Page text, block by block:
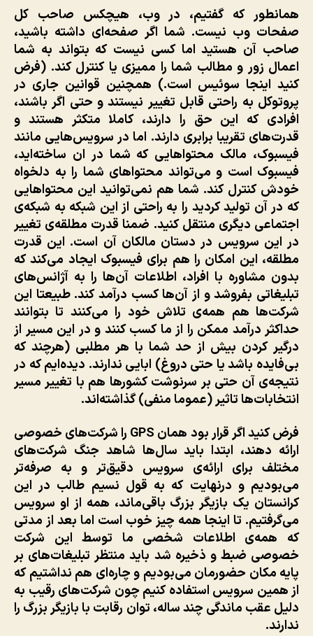
همانطور که گفتیم، در وب، هیچکس صاحب کل
صفحات وب نیست. شما اگر صفحه‌ای داشته باشید،
صاحب آن هستید اما کسی نیست که بتواند به شما
اعمال زور و مطالب شما را ممیزی یا کنترل کند. (فرض
کنید اینجا سوئیس است.) همچنین قوانین جاری در
پروتوکل به راحتی قابل تغییر نیستند و حتی اگر باشند،
افرادی که این حق را دارند، کاملا متکثر هستند و
قدرت‌های تقریبا برابری دارند. اما در سرویس‌هایی مانند
فیسبوک، مالک محتواهایی که شما در ان ساخته‌اید،
فیسبوک است و می‌تواند محتواهای شما را به دلخواه
خودش کنترل کند. شما هم نمی‌توانید این محتواهایی
که در آن تولید کردید را به راحتی از این شبکه به شبکه‌ی
اجتماعی دیگری منتقل کنید. ضمنا قدرت مطلقه‌ی تغییر
در این سرویس در دستان مالکان آن است. این قدرت
مطلقه، این امکان را هم برای فیسبوک ایجاد می‌کند که
بدون مشاوره با افراد، اطلاعات آن‌ها را به آژانس‌های
تبلیغاتی بفروشد و از آن‌ها کسب درآمد کند. طبیعتا این
شرکت‌ها هم همه‌ی تلاش خود را می‌کنند تا بتوانند
حداکثر درآمد ممکن را از ما کسب کنند و در این مسیر از
درگیر کردن بیش از حد شما با هر مطلبی (هرچند که
بی‌فایده باشد یا حتی دروغ) ابایی ندارند. دیده‌ایم که در
نتیجه‌ی آن حتی بر سرنوشت کشورها هم با تغییر مسیر
انتخابات‌ها تاثیر (عموما منفی) گذاشته‌اند.
فرض کنید اگر قرار بود همان GPS را شرکت‌های خصوصی
ارائه دهند، ابتدا باید سال‌ها شاهد جنگ شرکت‌های
مختلف برای ارائه‌ی سرویس دقیق‌تر و به صرفه‌تر
می‌بودیم و درنهایت که به قول نسیم طالب در این
کرانستان یک بازیگر بزرگ باقی‌ماند، همه از او سرویس
می‌گرفتیم. تا اینجا همه چیز خوب است اما بعد از مدتی
که همه‌ی اطلاعات شخصی ما توسط این شرکت
خصوصی ضبط و ذخیره شد باید منتظر تبلیغات‌های بر
پایه مکان حضورمان می‌بودیم و چاره‌ای هم نداشتیم که
از همین سرویس استفاده کنیم چون شرکت‌های رقیب به
دلیل عقب ماندگی چند ساله، توان رقابت با بازیگر بزرگ را
ندارند.